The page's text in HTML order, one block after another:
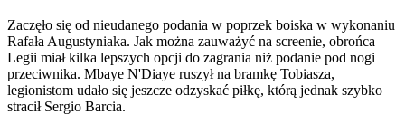
Zaczęło się od nieudanego podania w poprzek boiska w wykonaniu
Rafała Augustyniaka. Jak można zauważyć na screenie, obrońca
Legii miał kilka lepszych opcji do zagrania niż podanie pod nogi
przeciwnika. Mbaye N'Diaye ruszył na bramkę Tobiasza,
legionistom udało się jeszcze odzyskać piłkę, którą jednak szybko
stracił Sergio Barcia.